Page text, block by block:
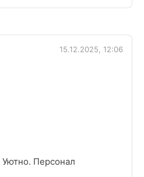
15.12.2025, 12:06
Персонал